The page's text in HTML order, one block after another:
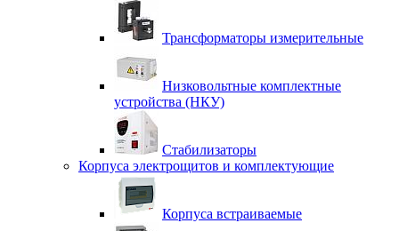
Трансформаторы измерительные
Низковольтные комплектные
устройства (НКУ)
Стабилизаторы
Корпуса электрощитов и комплектующие
Корпуса встраиваемые